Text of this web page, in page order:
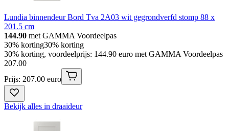
Lundia binnendeur Bord Tva 2A03 wit gegrondverfd stomp 88 x
201.5 cm
144.90 met GAMMA Voordeelpas
30% korting30% korting
30% korting, voordeelprijs: 144.90 euro met GAMMA Voordeelpas
207.00
Prijs: 207.00 euro
Bekijk alles in draaideur